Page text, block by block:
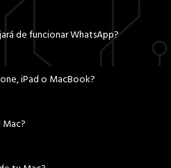
de funcionar WhatsApp?
iPad o MacBook?